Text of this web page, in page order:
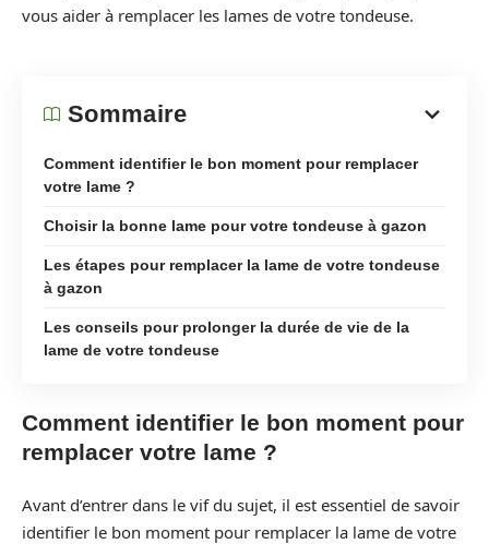
vous aider à remplacer les lames de votre tondeuse.
Sommaire
Comment identifier le bon moment pour remplacer
votre lame ?
Choisir la bonne lame pour votre tondeuse à gazon
Les étapes pour remplacer la lame de votre tondeuse
à gazon
Les conseils pour prolonger la durée de vie de la
lame de votre tondeuse
Comment identifier le bon moment pour
remplacer votre lame ?
Avant d’entrer dans le vif du sujet, il est essentiel de savoir
identifier le bon moment pour remplacer la lame de votre